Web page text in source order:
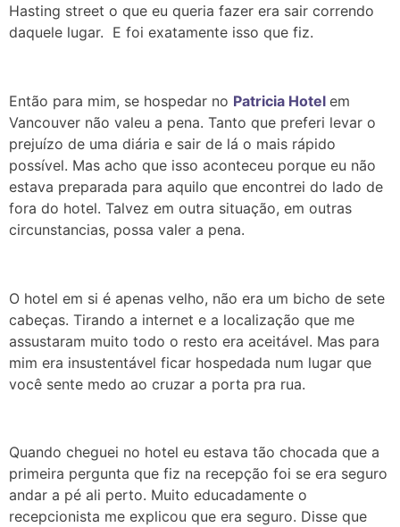
Hasting street o que eu queria fazer era sair correndo
daquele lugar. E foi exatamente isso que fiz.
Então para mim, se hospedar no Patricia Hotel em
Vancouver não valeu a pena. Tanto que preferi levar o
prejuízo de uma diária e sair de lá o mais rápido
possível. Mas acho que isso aconteceu porque eu não
estava preparada para aquilo que encontrei do lado de
fora do hotel. Talvez em outra situação, em outras
circunstancias, possa valer a pena.
O hotel em si é apenas velho, não era um bicho de sete
cabeças. Tirando a internet e a localização que me
assustaram muito todo o resto era aceitável. Mas para
mim era insustentável ficar hospedada num lugar que
você sente medo ao cruzar a porta pra rua.
Quando cheguei no hotel eu estava tão chocada que a
primeira pergunta que fiz na recepção foi se era seguro
andar a pé ali perto. Muito educadamente o
recepcionista me explicou que era seguro. Disse que